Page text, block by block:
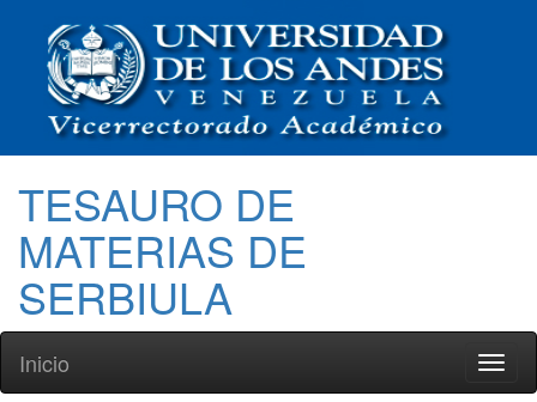
TESAURO DE
MATERIAS DE
SERBIULA
Inicio